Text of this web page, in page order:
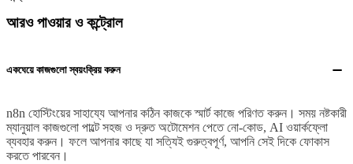
আরও পাওয়ার ও কন্ট্রোল
একঘেয়ে কাজগুলো স্বয়ংক্রিয় করুন
n8n হোস্টিংয়ের সাহায্যে আপনার কঠিন কাজকে স্মার্ট কাজে পরিণত করুন। সময় নষ্টকারী
ম্যানুয়াল কাজগুলো পাল্টে সহজ ও দ্রুত অটোমেশন পেতে নো-কোড, AI ওয়ার্কফ্লো
ব্যবহার করুন। ফলে আপনার কাছে যা সত্যিই গুরুত্বপূর্ণ, আপনি সেই দিকে ফোকাস
করতে পারবেন।